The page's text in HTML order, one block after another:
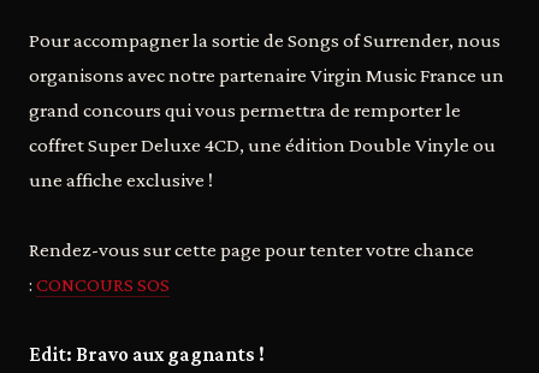
Pour accompagner la sortie de Songs of Surrender, nous
organisons avec notre partenaire Virgin Music France un
grand concours qui vous permettra de remporter le
coffret Super Deluxe 4CD, une édition Double Vinyle ou
une affiche exclusive !
Rendez-vous sur cette page pour tenter votre chance
: CONCOURS SOS
Edit: Bravo aux gagnants !